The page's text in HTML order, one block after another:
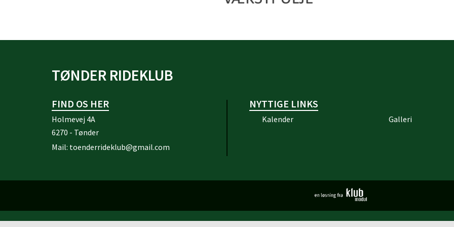
TØNDER RIDEKLUB
FIND OS HER
Holmevej 4A
6270 - Tønder
Mail: toenderrideklub@gmail.com
NYTTIGE LINKS
Kalender Galleri